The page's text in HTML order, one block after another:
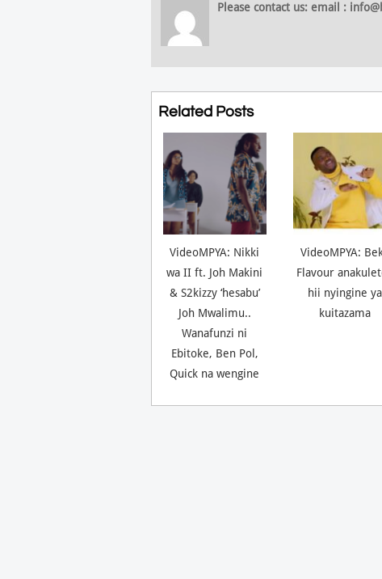
Please contact us: email :
Related Posts
VideoMPYA: Nikki
wa II ft. Joh Makini
& S2kizzy ‘hesabu’
Joh Mwalimu..
Wanafunzi ni
Ebitoke, Ben Pol,
Quick na wengine
VideoMPYA:
Flavour
hii nyingine ya
kuitazama